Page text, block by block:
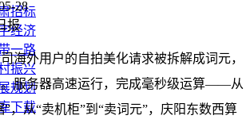
招标
经济
一路
振兴
规划
下载
28
报
海外用户的自拍美化请求被拆解成词元，
。服务器高速运行，完成毫秒级运算——从
”，从“卖机柜”到“卖词元”，庆阳东数西算